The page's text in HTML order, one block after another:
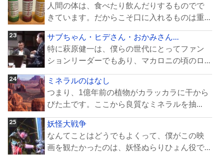
人間の体は、食べたり飲んだりするものでで
きています。だからこそ口に入れるものは重...
サブちゃん・ヒデさん・おかみさん...
特に萩原健一は、僕らの世代にとってファン
ションリーダーでもあり、マカロニの頃のロ...
ミネラルのはなし
つまり、1億年前の植物がカラッカラに干から
びた土です。ここから良質なミネラルを抽...
妖怪大戦争
なんてことはどうでもよくって、僕がこの映
画を観たかったのは、妖怪ぬらりひょん役で...